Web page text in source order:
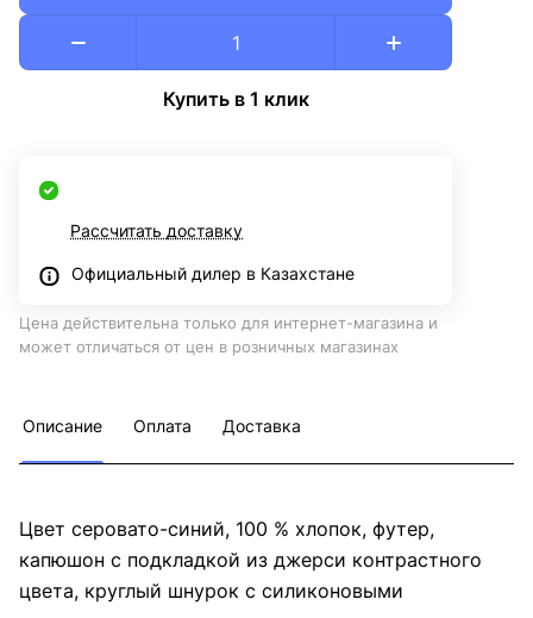
Купить в 1 клик
Рассчитать доставку
Официальный дилер в Казахстане
Цена действительна только для интернет-магазина и
может отличаться от цен в розничных магазинах
Описание Оплата Доставка
Цвет серовато-синий, 100 % хлопок, футер,
капюшон с подкладкой из джерси контрастного
цвета, круглый шнурок с силиконовыми